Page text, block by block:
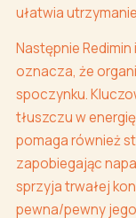
ułatwia
Następnie
oznacza, że
spoczynku.
tłuszczu w
pomaga również
zapobiegając
sprzyja trwałej
pewna/pewny